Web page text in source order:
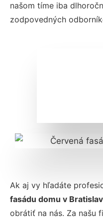
našom tíme iba
zodpovedných
Ak aj vy hľadáte
fasádu domu v
obrátiť na nás. Za našu